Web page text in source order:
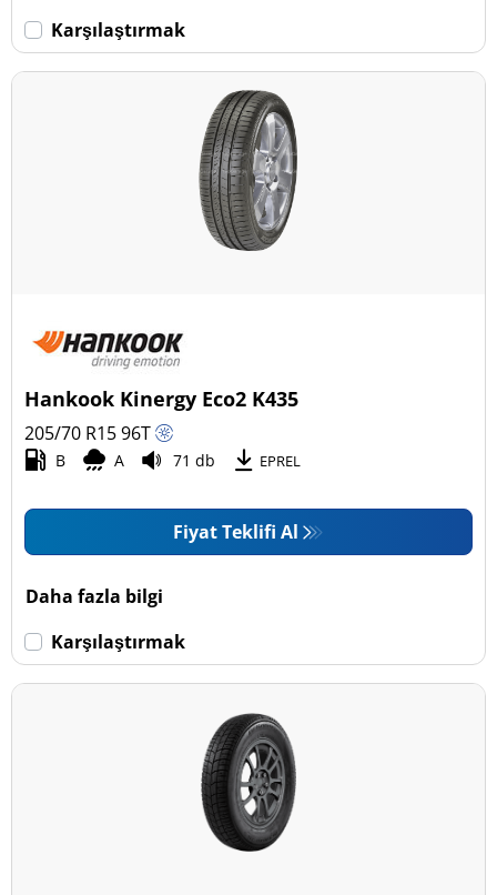
Karşılaştırmak
Hankook Kinergy Eco2 K435
205/70 R1596T
B A 71 db EPREL
Fiyat Teklifi Al
Daha fazla bilgi
Karşılaştırmak